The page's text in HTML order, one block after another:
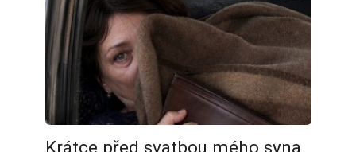
Krátce před svatbou mého syna